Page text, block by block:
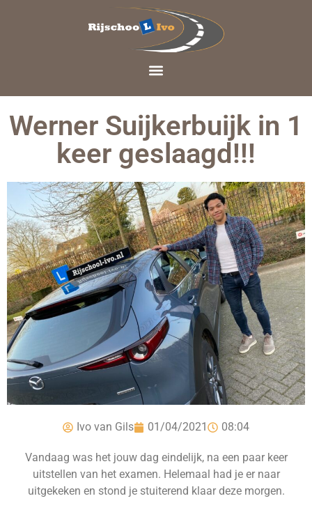
Werner Suijkerbuijk in 1
keer geslaagd!!!
Ivo van Gils 01/04/2021 08:04
Vandaag was het jouw dag eindelijk, na een paar keer
uitstellen van het examen. Helemaal had je er naar
uitgekeken en stond je stuiterend klaar deze morgen.